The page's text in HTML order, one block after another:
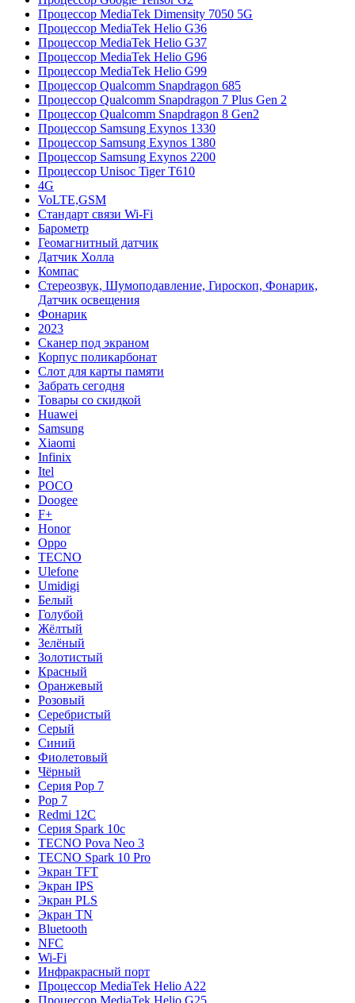
Процессор MediaTek Dimensity 7050 5G
Процессор MediaTek Helio G36
Процессор MediaTek Helio G37
Процессор MediaTek Helio G96
Процессор MediaTek Helio G99
Процессор Qualcomm Snapdragon 685
Процессор Qualcomm Snapdragon 7 Plus Gen 2
Процессор Qualcomm Snapdragon 8 Gen2
Процессор Samsung Exynos 1330
Процессор Samsung Exynos 1380
Процессор Samsung Exynos 2200
Процессор Unisoc Tiger T610
4G
VoLTE,GSM
Cтандарт связи Wi-Fi
Барометр
Геомагнитный датчик
Датчик Холла
Компас
Стереозвук, Шумоподавление, Гироскоп, Фонарик,
Датчик освещения
Фонарик
2023
Сканер под экраном
Корпус поликарбонат
Слот для карты памяти
Забрать сегодня
Товары со скидкой
Huawei
Samsung
Xiaomi
Infinix
Itel
POCO
Doogee
F+
Honor
Oppo
TECNO
Ulefone
Umidigi
Белый
Голубой
Жёлтый
Зелёный
Золотистый
Красный
Оранжевый
Розовый
Серебристый
Серый
Синий
Фиолетовый
Чёрный
Серия Pop 7
Pop 7
Redmi 12C
Серия Spark 10c
TECNO Pova Neo 3
TECNO Spark 10 Pro
Экран TFT
Экран IPS
Экран PLS
Экран TN
Bluetooth
NFC
Wi-Fi
Инфракрасный порт
Процессор MediaTek Helio A22
Процессор MediaTek Helio G25